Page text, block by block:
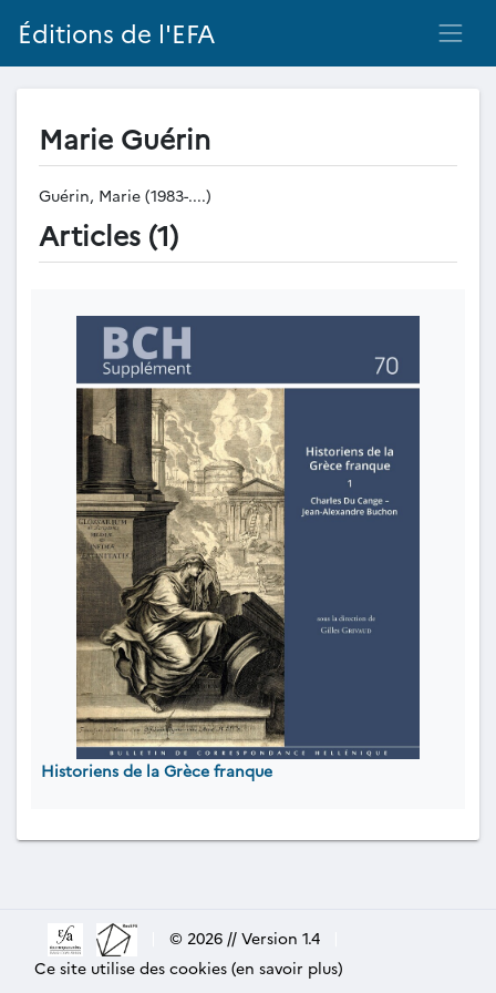
Éditions de l'EFA
Marie Guérin
Guérin, Marie (1983-....)
Articles (1)
Historiens de la Grèce franque
© 2026 // Version 1.4
Ce site utilise des cookies (en savoir plus)